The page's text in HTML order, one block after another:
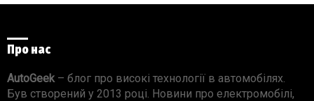
Про нас
AutoGeek – блог про високі технології в автомобілях.
Був створений у 2013 році. Новини про електромобілі,